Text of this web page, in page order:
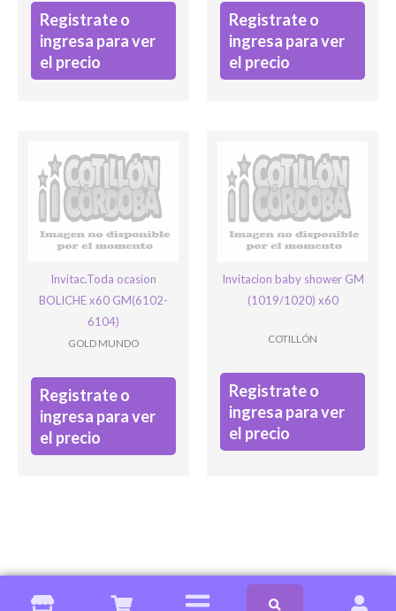
Registrate o
ingresa para ver
el precio
Registrate o
ingresa para ver
el precio
Invitac.Toda ocasion
BOLICHE x60 GM(6102-
6104)
GOLD MUNDO
Registrate o
ingresa para ver
el precio
Invitacion baby shower GM
(1019/1020) x60
COTILLÓN
Registrate o
ingresa para ver
el precio